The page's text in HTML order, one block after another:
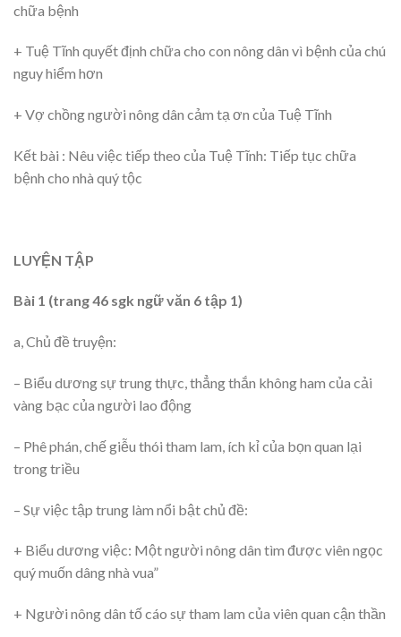
chữa bệnh
+ Tuệ Tĩnh quyết định chữa cho con nông dân vì bệnh của chú
nguy hiểm hơn
+ Vợ chồng người nông dân cảm tạ ơn của Tuệ Tĩnh
Kết bài : Nêu việc tiếp theo của Tuệ Tĩnh: Tiếp tục chữa
bệnh cho nhà quý tộc
LUYỆN TẬP
Bài 1 (trang 46 sgk ngữ văn 6 tập 1)
a, Chủ đề truyện:
– Biểu dương sự trung thực, thẳng thắn không ham của cải
vàng bạc của người lao động
– Phê phán, chế giễu thói tham lam, ích kỉ của bọn quan lại
trong triều
– Sự việc tập trung làm nổi bật chủ đề:
+ Biểu dương việc: Một người nông dân tìm được viên ngọc
quý muốn dâng nhà vua”
+ Người nông dân tố cáo sự tham lam của viên quan cận thần